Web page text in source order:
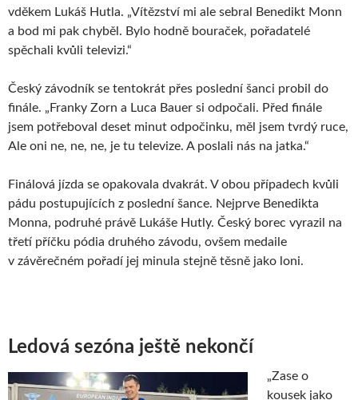
vděkem Lukáš Hutla. „Vítězství mi ale sebral Benedikt Monn
a bod mi pak chyběl. Bylo hodně bouraček, pořadatelé
spěchali kvůli televizi.“
Český závodník se tentokrát přes poslední šanci probil do
finále. „Franky Zorn a Luca Bauer si odpočali. Před finále
jsem potřeboval deset minut odpočinku, měl jsem tvrdý ruce,
Ale oni ne, ne, ne, je tu televize. A poslali nás na jatka.“
Finálová jízda se opakovala dvakrát. V obou případech kvůli
pádu postupujících z poslední šance. Nejprve Benedikta
Monna, podruhé právě Lukáše Hutly. Český borec vyrazil na
třetí příčku pódia druhého závodu, ovšem medaile
v závěrečném pořadí jej minula stejně těsně jako loni.
Ledová sezóna ještě nekončí
„Zase o
kousek jako